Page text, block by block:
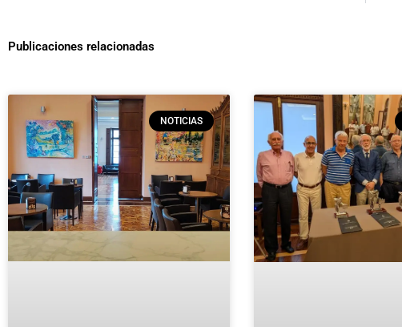
Publicaciones relacionadas
NOTICIAS